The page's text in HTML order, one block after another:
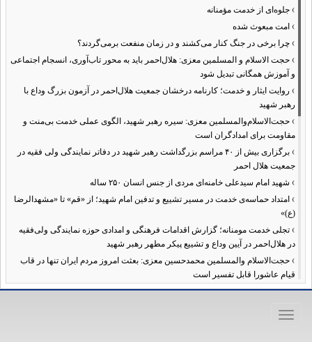
› جلوه‌ای از خدمت مؤمنانه
› امت مبعوث شده
› چرا برخی در جنگ کنار می‌کشند و در زمان منفعت برمی‌گردند؟
› حجت الاسلام و المسلمین معزی: هلال‌احمر باید به محور تاب‌آوری، انسجام اجتماعی
و آموزش همگانی تبدیل شود
› روایت ایثار و خدمت؛ کارنامه درخشان جمعیت هلال‌احمر در آزمون بزرگ وداع با
رهبر شهید
› حجت‌الاسلام‌والمسلمین معزی: سیره رهبر شهید، الگوی عملی خدمت بی‌منت و
مقاومت برای امدادگران است
›
برگزاری بیش از ۴۰ مراسم بزرگداشت رهبر شهید در دفاتر نمایندگی ولی فقیه در
جمعیت هلال احمر
› شهید امام سیدعلی خامنه‌ای مردی از جنس انسان ۲۵۰ ساله
› امتداد حماسه‌ی خدمت در مسیر تشییع و تدفین امام شهید؛ از «قم» تا «مشهدالرضا
(ع)»
› تجلی خدمت مومنانه؛ گزارش اقدامات فرهنگی و امدادی حوزه نمایندگی ولی‌فقیه
در هلال‌احمر در آیین وداع و تشییع پیکر مطهر رهبر شهید
› حجت‌الاسلام والمسلمین محمدحسین معزی: بعثت امروز مردم ایران تنها در قاب
قیام عاشورا قابل تفسیر است
›آمادگی همه‌جانبه معاونت فرهنگی حوزه نمایندگی ولی‌فقیه هلال‌احمر برای
›طنین نوای حسینی در ساختمان صلح؛ ویژه‌برنامه‌های عزاداری دهه اول محرم در
Toggle